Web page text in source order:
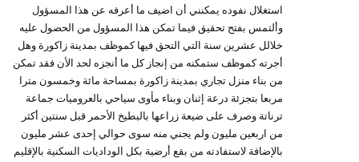
استغلال نفوده يمكنني أن اضيف ما أعرفه عن هذا المسؤول
وألتمس بفتح تحقيق فيما تمكن هذا المسؤول من الحصول عليه
خلالل عشرين سنة التي التحق فيها كموظف بمدينة زاكورة وهل
أجرته كموظف ستمكنه من إنجاز كل ما أنجزه لحد الأن فقد تمكن
من بناء منزل تجاري بمدينة زاكورة بمساحة مائة وخمسون مترا
مربعا بتجزئة درعة إثنان وبناء مأوى سياحي بالعروميات جماعة
ترناتة وصرف على ضيعة زراعها بالبطيخ الأحمر قبل سنتين أكثر
من اربعين مليون ولم يجني منه سوى حوالي إحدى عشر مليون
بالإضافة لاستفادته من بقع أرضية بكل الوداديات السكنية بالإقليم